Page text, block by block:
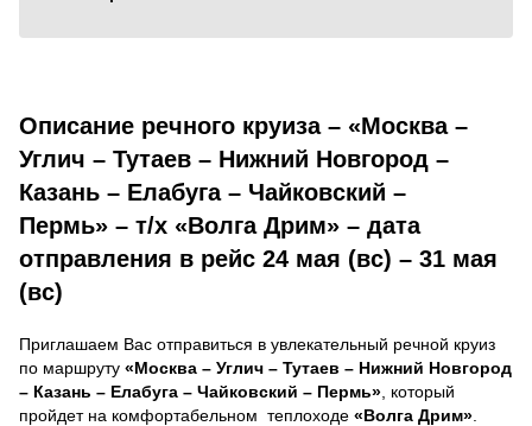
Описание речного круиза – «Москва –
Углич – Тутаев – Нижний Новгород –
Казань – Елабуга – Чайковский –
Пермь» – т/х «Волга Дрим» – дата
отправления в рейс 24 мая (вс) – 31 мая
(вс)
Приглашаем Вас отправиться в увлекательный речной круиз
по маршруту «Москва – Углич – Тутаев – Нижний Новгород
– Казань – Елабуга – Чайковский – Пермь» , который
пройдет на комфортабельном теплоходе «Волга Дрим»